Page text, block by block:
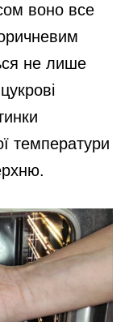
воно все
не лише
температури